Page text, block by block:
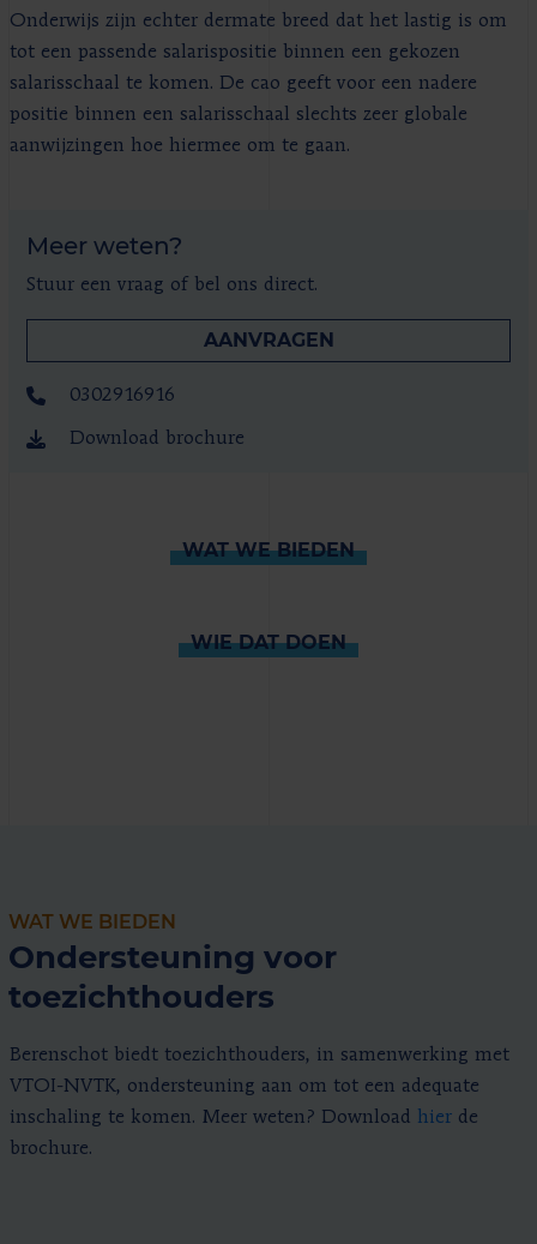
Onderwijs zijn echter dermate breed dat het lastig is om
tot een passende salarispositie binnen een gekozen
salarisschaal te komen. De cao geeft voor een nadere
positie binnen een salarisschaal slechts zeer globale
aanwijzingen hoe hiermee om te gaan.
Meer weten?
Stuur een vraag of bel ons direct.
AANVRAGEN
0302916916
Download brochure
WAT WE BIEDEN
WIE DAT DOEN
WAT WE BIEDEN
Ondersteuning voor
toezichthouders
Berenschot biedt toezichthouders, in samenwerking met
VTOI-NVTK, ondersteuning aan om tot een adequate
inschaling te komen. Meer weten? Download hier de
brochure.